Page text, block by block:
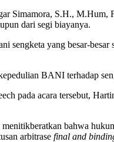
Simamora, S.H., M.Hum,
dari segi biayanya.
sengketa yang besar-
BANI terhadap
pada acara tersebut,
bahwa
arbitrase final and